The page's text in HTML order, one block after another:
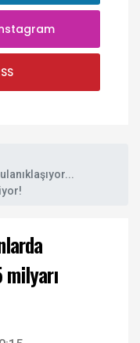
milyarı